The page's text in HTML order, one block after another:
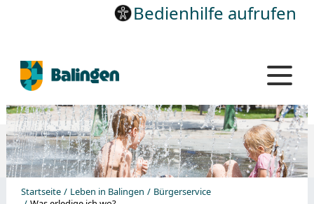
Bedienhilfe aufrufen
Startseite Leben in Balingen
Bürgerservice